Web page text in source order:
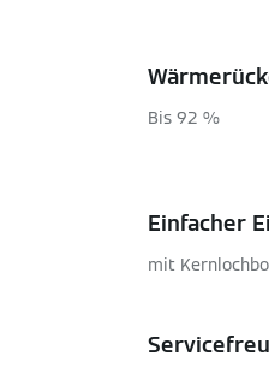
Bis 92 %
Einfacher
mit